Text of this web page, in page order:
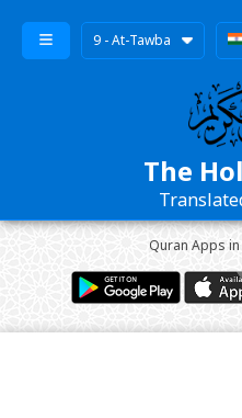
9 - At-Tawba
The
Quran Apps